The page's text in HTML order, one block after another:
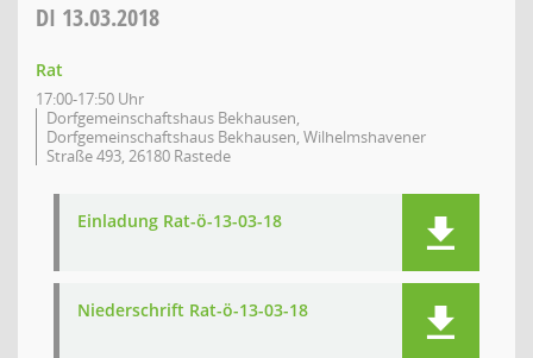
DI 13.03.2018
Rat
17:00-17:50 Uhr
Dorfgemeinschaftshaus Bekhausen,
Dorfgemeinschaftshaus Bekhausen, Wilhelmshavener
Straße 493, 26180 Rastede
Einladung Rat-ö-13-03-18
Niederschrift Rat-ö-13-03-18